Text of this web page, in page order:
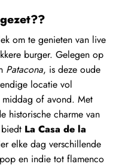
om te genieten van live
burger. Gelegen op
Patacona, is deze oude
locatie vol
of avond. Met
historische charme van
La Casa de la
elke dag verschillende
en indie tot flamenco